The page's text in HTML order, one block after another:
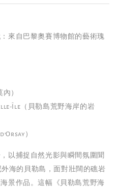
來自巴黎奧賽博物館的藝術瑰
）
Île（貝勒島荒野海岸的岩
）
以捕捉自然光影與瞬間氛圍聞
海的貝勒島，面對壯闊的礁岩
景作品。這幅《貝勒島荒野海